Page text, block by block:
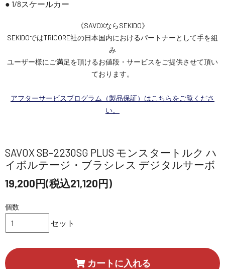
● 1/8スケールカー
《SAVOXならSEKIDO》
SEKIDOではTRICORE社の日本国内におけるパートナーとして手を組
み
ユーザー様にご満足を頂けるお値段・サービスをご提供させて頂い
ております。
アフターサービスプログラム（製品保証）はこちらをご覧くださ
い。
SAVOX SB-2230SG PLUS モンスタートルク ハ
イボルテージ・ブラシレス デジタルサーボ
19,200円(税込21,120円)
個数
セット
カートに入れる